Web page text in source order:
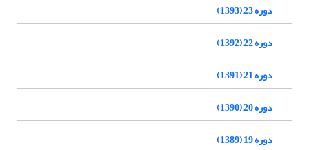
دوره 23 (1393)
دوره 22 (1392)
دوره 21 (1391)
دوره 20 (1390)
دوره 19 (1389)